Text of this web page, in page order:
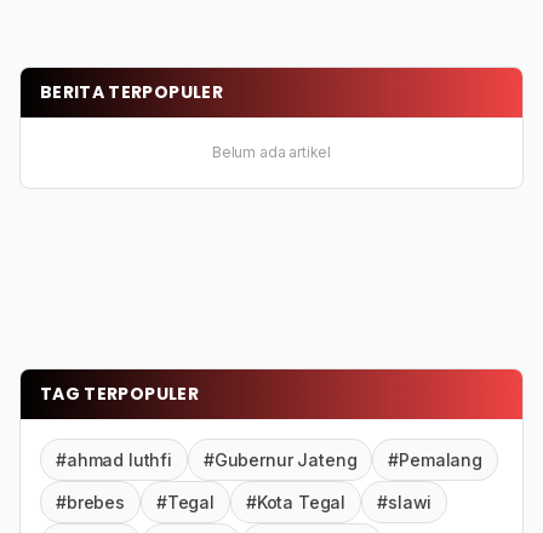
BERITA TERPOPULER
Belum ada artikel
TAG TERPOPULER
#ahmad luthfi #Gubernur Jateng #Pemalang
#brebes #Tegal #Kota Tegal #slawi